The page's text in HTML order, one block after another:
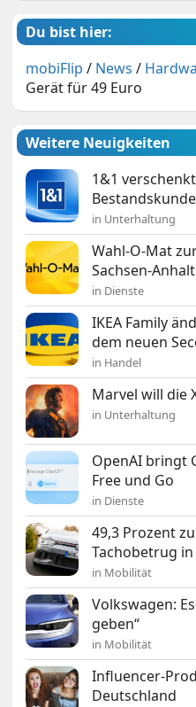
Du bist hier:
mobiFlip / News /
Gerät für 49 Euro
Weitere Neuigkeiten
1&1
in Unterhaltung
Wahl-O-Mat
Sachsen-
in Dienste
IKEA Family
dem neuen
in Handel
Marvel will die
in Unterhaltung
OpenAI bringt
Free und Go
in Dienste
49,3 Prozent
Tachobetrug
in Mobilität
Volkswagen:
geben“
in Mobilität
Influencer-
Deutschland